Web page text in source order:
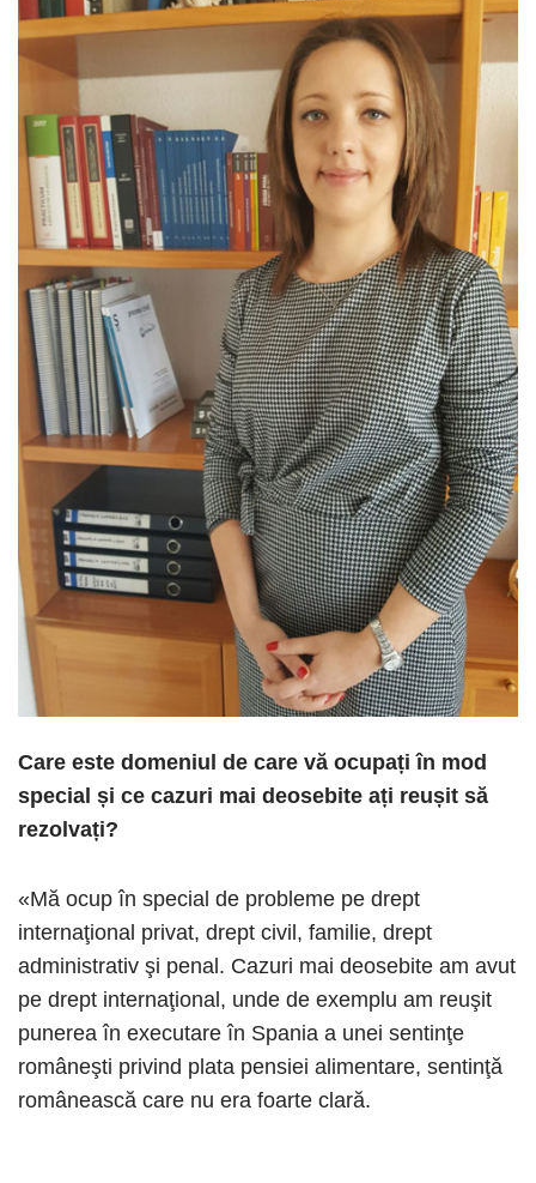
Care este domeniul de care vă ocupați în mod
special și ce cazuri mai deosebite ați reușit să
rezolvați?
«Mă ocup în special de probleme pe drept
internaţional privat, drept civil, familie, drept
administrativ şi penal. Cazuri mai deosebite am avut
pe drept internaţional, unde de exemplu am reuşit
punerea în executare în Spania a unei sentinţe
româneşti privind plata pensiei alimentare, sentinţă
românească care nu era foarte clară.